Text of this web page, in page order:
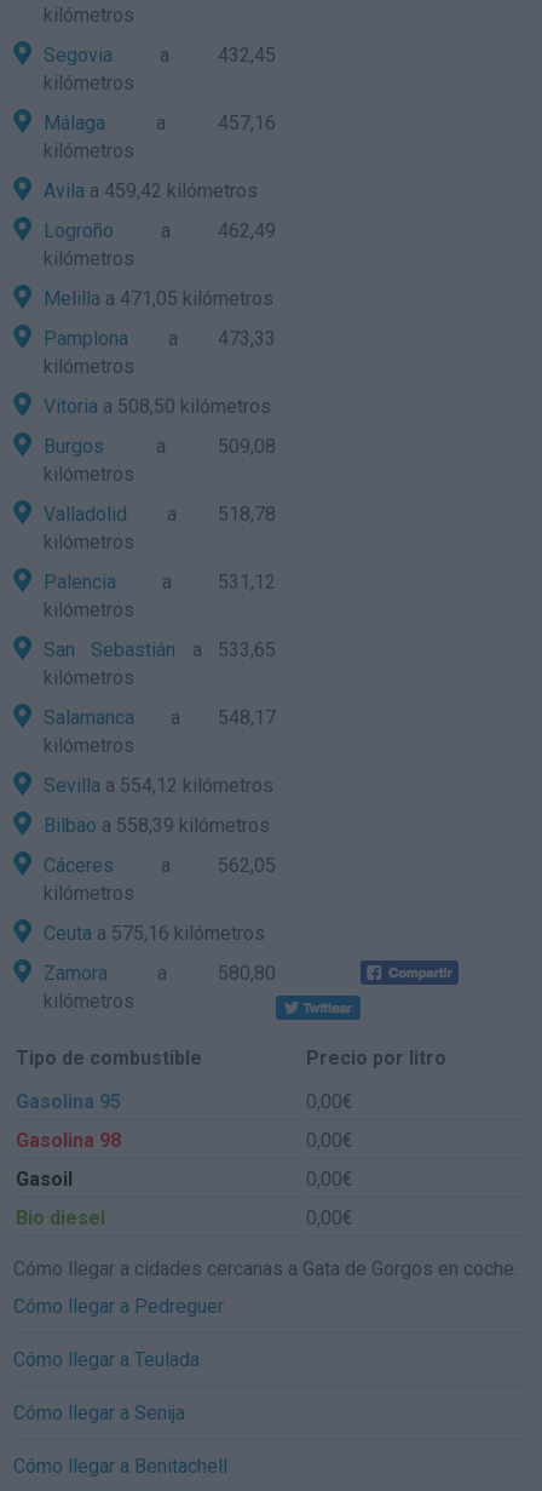
kilómetros
Segovia a 432,45
kilómetros
Málaga a 457,16
kilómetros
Avila a 459,42 kilómetros
Logroño a 462,49
kilómetros
Melilla a 471,05 kilómetros
Pamplona a 473,33
kilómetros
Vitoria a 508,50 kilómetros
Burgos a 509,08
kilómetros
Valladolid a 518,78
kilómetros
Palencia a 531,12
kilómetros
San Sebastián a 533,65
kilómetros
Salamanca a 548,17
kilómetros
Sevilla a 554,12 kilómetros
Bilbao a 558,39 kilómetros
Cáceres a 562,05
kilómetros
Ceuta a 575,16 kilómetros
Zamora a 580,80
kilómetros
Tipo de combustible
Precio por litro
Gasolina 95
0,00€
Gasolina 98
0,00€
Gasoil
0,00€
Bio diesel
0,00€
Cómo llegar a cidades cercanas a Gata de Gorgos en coche:
Cómo llegar a Pedreguer
Cómo llegar a Teulada
Cómo llegar a Senija
Cómo llegar a Benitachell